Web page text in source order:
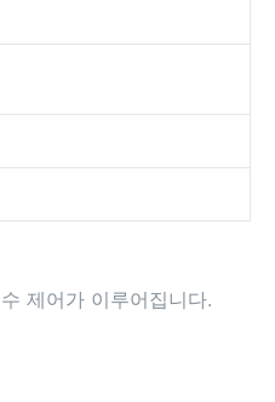
제어가 이루어집니다.